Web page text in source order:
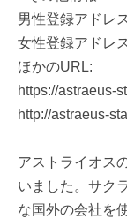
男性登録アドレ
女性登録アドレ
ほかのURL:
https://astraeus-
http://astraeus-
アストライオス
いました。サク
な国外の会社を